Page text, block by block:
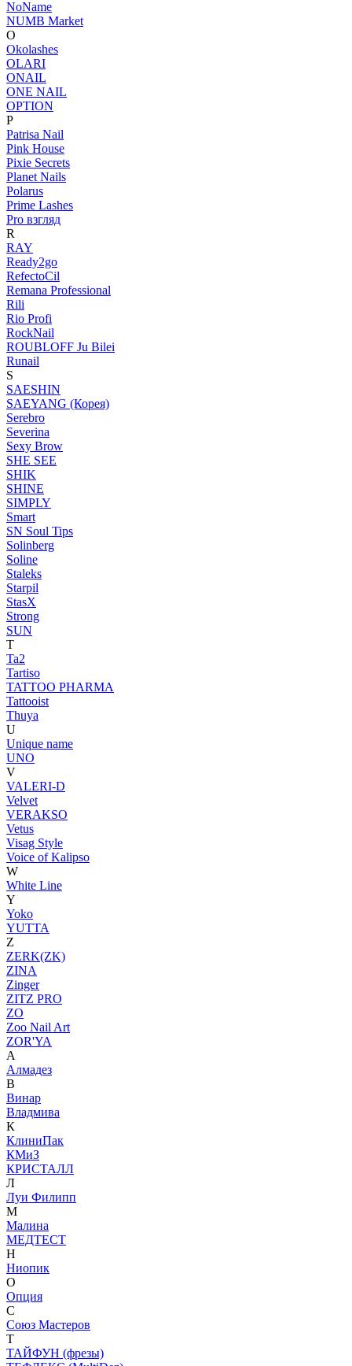
NoName
NUMB Market
O
Okolashes
OLARI
ONAIL
ONE NAIL
OPTION
P
Patrisa Nail
Pink House
Pixie Secrets
Planet Nails
Polarus
Prime Lashes
Pro взгляд
R
RAY
Ready2go
RefectoCil
Remana Professional
Rili
Rio Profi
RockNail
ROUBLOFF Ju Bilei
Runail
S
SAESHIN
SAEYANG (Корея)
Serebro
Severina
Sexy Brow
SHE SEE
SHIK
SHINE
SIMPLY
Smart
SN Soul Tips
Solinberg
Soline
Staleks
Starpil
StasX
Strong
SUN
T
Ta2
Tartiso
TATTOO PHARMA
Tattooist
Thuya
U
Unique name
UNO
V
VALERI-D
Velvet
VERAKSO
Vetus
Visag Style
Voice of Kalipso
W
White Line
Y
Yoko
YUTTA
Z
ZERK(ZK)
ZINA
Zinger
ZITZ PRO
ZO
Zoo Nail Art
ZOR'YA
А
Алмадез
В
Винар
Владмива
К
КлиниПак
КМиЗ
КРИСТАЛЛ
Л
Луи Филипп
М
Малина
МЕДТЕСТ
Н
Ниопик
О
Опция
С
Союз Мастеров
Т
ТАЙФУН (фрезы)